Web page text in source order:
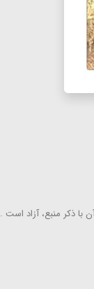
با ذكر منبع، آزاد است .